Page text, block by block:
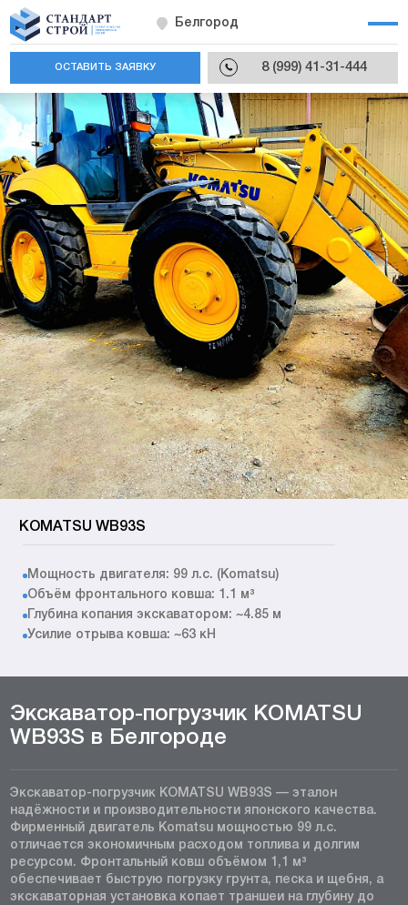
Белгород
8 (999) 41-31-444
ОСТАВИТЬ ЗАЯВКУ
KOMATSU WB93S
Мощность двигателя: 99 л.с. (Komatsu)
Объём фронтального ковша: 1.1 м³
Глубина копания экскаватором: ~4.85 м
Усилие отрыва ковша: ~63 кН
Экскаватор-погрузчик KOMATSU
WB93S в Белгороде
Экскаватор-погрузчик KOMATSU WB93S — эталон
надёжности и производительности японского качества.
Фирменный двигатель Komatsu мощностью 99 л.с.
отличается экономичным расходом топлива и долгим
ресурсом. Фронтальный ковш объёмом 1,1 м³
обеспечивает быструю погрузку грунта, песка и щебня, а
экскаваторная установка копает траншеи на глубину до